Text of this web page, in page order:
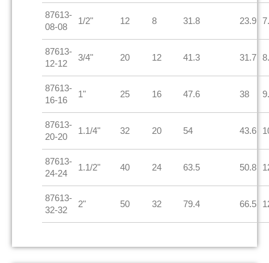
87613-
08-08
1/2" 12 8 31.8 23.9
87613-
12-12
3/4" 20 12 41.3 31.7
87613-
16-16
1" 25 16 47.6 38
87613-
20-20
1.1/4" 32 20 54 43.6
87613-
24-24
1.1/2" 40 24 63.5 50.8
87613-
32-32
2" 50 32 79.4 66.5